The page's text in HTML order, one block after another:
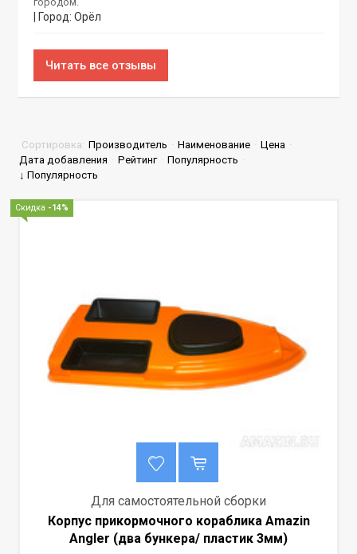
| Город: Орёл
Читать все отзывы
Сортировка: Производитель · Наименование · Цена ·
Дата добавления · Рейтинг · Популярность ·
↓ Популярность
Скидка -14%
Для самостоятельной сборки
Корпус прикормочного кораблика Amazin
Angler (два бункера/ пластик 3мм)